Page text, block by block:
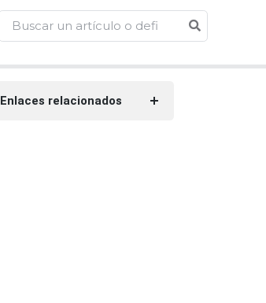
Enlaces relacionados